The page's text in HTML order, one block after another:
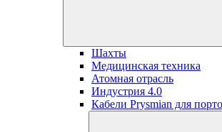
Шахты
Медицинская техника
Атомная отрасль
Индустрия 4.0
Кабели Prysmian для